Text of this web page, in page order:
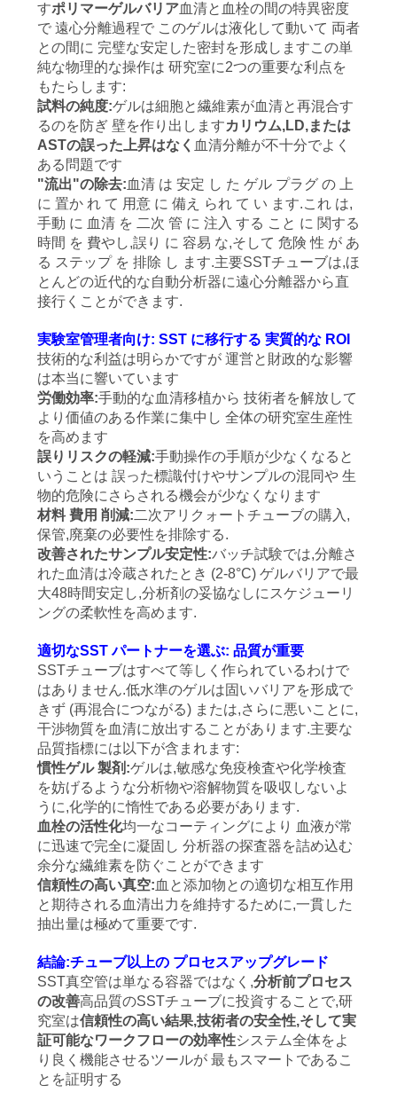
PRIVACY
POLICY
すポリマーゲルバリア血清と血栓の間の特異密度
で 遠心分離過程で このゲルは液化して動いて 両者
との間に 完璧な安定した密封を形成しますこの単
純な物理的な操作は 研究室に2つの重要な利点を
もたらします:
試料の純度:ゲルは細胞と繊維素が血清と再混合す
るのを防ぎ 壁を作り出しますカリウム,LD,または
ASTの誤った上昇はなく 血清分離が不十分でよく
ある問題です
"流出"の除去:血清 は 安定 し た ゲル プラグ の 上
に 置か れ て 用意 に 備え られ て い ます.これ は,
手動 に 血清 を 二次 管 に 注入 する こと に 関する
時間 を 費やし,誤り に 容易 な,そして 危険 性 が あ
る ステップ を 排除 し ます.主要SSTチューブは,ほ
とんどの近代的な自動分析器に遠心分離器から直
接行くことができます.
実験室管理者向け: SST に移行する 実質的な ROI
技術的な利益は明らかですが 運営と財政的な影響
は本当に響いています
労働効率:手動的な血清移植から 技術者を解放して
より価値のある作業に集中し 全体の研究室生産性
を高めます
誤りリスクの軽減:手動操作の手順が少なくなると
いうことは 誤った標識付けやサンプルの混同や 生
物的危険にさらされる機会が少なくなります
材料 費用 削減:二次アリクォートチューブの購入,
保管,廃棄の必要性を排除する.
改善されたサンプル安定性:バッチ試験では,分離さ
れた血清は冷蔵されたとき (2-8°C) ゲルバリアで最
大48時間安定し,分析剤の妥協なしにスケジューリ
ングの柔軟性を高めます.
適切なSST パートナーを選ぶ: 品質が重要
SSTチューブはすべて等しく作られているわけで
はありません.低水準のゲルは固いバリアを形成で
きず (再混合につながる) または,さらに悪いことに,
干渉物質を血清に放出することがあります.主要な
品質指標には以下が含まれます:
慣性ゲル 製剤:ゲルは,敏感な免疫検査や化学検査
を妨げるような分析物や溶解物質を吸収しないよ
うに,化学的に惰性である必要があります.
血栓の活性化均一なコーティングにより 血液が常
に迅速で完全に凝固し 分析器の探査器を詰め込む
余分な繊維素を防ぐことができます
信頼性の高い真空:血と添加物との適切な相互作用
と期待される血清出力を維持するために,一貫した
抽出量は極めて重要です.
結論:チューブ以上の プロセスアップグレード
SST真空管は単なる容器ではなく,分析前プロセス
の改善高品質のSSTチューブに投資することで,研
究室は信頼性の高い結果,技術者の安全性,そして実
証可能なワークフローの効率性システム全体をよ
り良く機能させるツールが 最もスマートであるこ
とを証明する